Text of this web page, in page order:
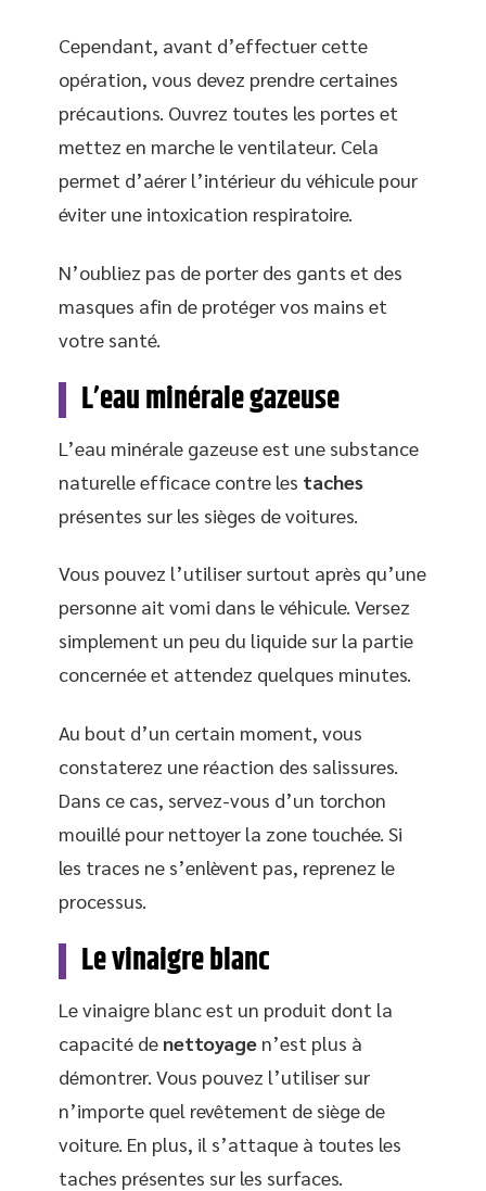
Cependant, avant d’effectuer cette
opération, vous devez prendre certaines
précautions. Ouvrez toutes les portes et
mettez en marche le ventilateur. Cela
permet d’aérer l’intérieur du véhicule pour
éviter une intoxication respiratoire.
N’oubliez pas de porter des gants et des
masques afin de protéger vos mains et
votre santé.
L’eau minérale gazeuse
L’eau minérale gazeuse est une substance
naturelle efficace contre les taches
présentes sur les sièges de voitures.
Vous pouvez l’utiliser surtout après qu’une
personne ait vomi dans le véhicule. Versez
simplement un peu du liquide sur la partie
concernée et attendez quelques minutes.
Au bout d’un certain moment, vous
constaterez une réaction des salissures.
Dans ce cas, servez-vous d’un torchon
mouillé pour nettoyer la zone touchée. Si
les traces ne s’enlèvent pas, reprenez le
processus.
Le vinaigre blanc
Le vinaigre blanc est un produit dont la
capacité de nettoyage n’est plus à
démontrer. Vous pouvez l’utiliser sur
n’importe quel revêtement de siège de
voiture. En plus, il s’attaque à toutes les
taches présentes sur les surfaces.